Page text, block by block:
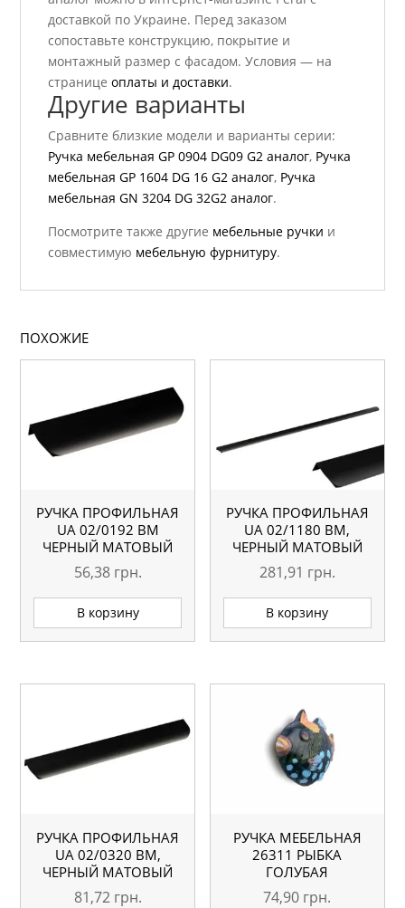
доставкой по Украине. Перед заказом
сопоставьте конструкцию, покрытие и
монтажный размер с фасадом. Условия — на
страницеоплаты и доставки.
Другие варианты
Сравните близкие модели и варианты серии:
Ручка мебельная GP 0904 DG09 G2 аналог, Ручка
мебельная GP 1604 DG 16 G2 аналог, Ручка
мебельная GN 3204 DG 32G2 аналог.
Посмотрите также другие мебельные ручки и
совместимую мебельную фурнитуру.
ПОХОЖИЕ
РУЧКА ПРОФИЛЬНАЯ
UA 02/0192 BM
ЧЕРНЫЙ МАТОВЫЙ
56,38 грн.
В корзину
РУЧКА ПРОФИЛЬНАЯ
UA 02/1180 BM,
ЧЕРНЫЙ МАТОВЫЙ
281,91 грн.
В корзину
РУЧКА ПРОФИЛЬНАЯ
UA 02/0320 BM,
ЧЕРНЫЙ МАТОВЫЙ
81,72 грн.
РУЧКА МЕБЕЛЬНАЯ
26311 РЫБКА
ГОЛУБАЯ
74,90 грн.